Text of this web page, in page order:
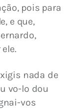
pois para
e que,
nada de
vo-lo dou
vos